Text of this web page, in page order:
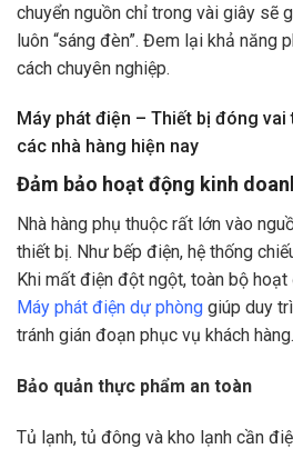
chuyển nguồn chỉ trong vài giây sẽ
luôn “sáng đèn”. Đem lại khả năng
cách chuyên nghiệp.
Máy phát điện – Thiết bị đóng
các nhà hàng hiện nay
Đảm bảo hoạt động kinh
Nhà hàng phụ thuộc rất lớn vào
thiết bị. Như bếp điện, hệ thống
Khi mất điện đột ngột, toàn bộ
Máy phát điện dự phòng giúp duy
tránh gián đoạn phục vụ khách hàng.
Bảo quản thực phẩm an toàn
Tủ lạnh, tủ đông và kho lạnh cần